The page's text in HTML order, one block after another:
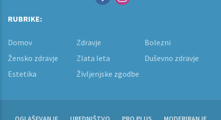
RUBRIKE:
Domov Zdravje
Bolezni
Žensko zdravje
Zlata leta
Duševno zdravje
Estetika
Življenjske zgodbe